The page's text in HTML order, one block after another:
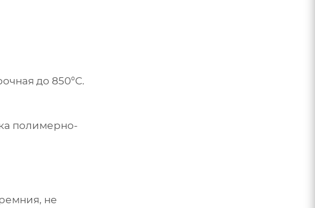
до 850°С.
полимерно-
не